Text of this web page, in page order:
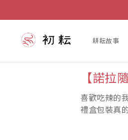
耕耘故事
【諾拉
喜歡吃辣的
禮盒包裝真